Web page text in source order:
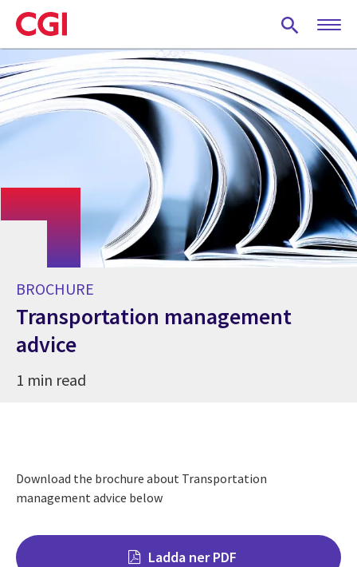
Skip
to
main
content
BROCHURE
Transportation management
advice
1 min read
Download the brochure about Transportation
management advice below
Ladda ner PDF